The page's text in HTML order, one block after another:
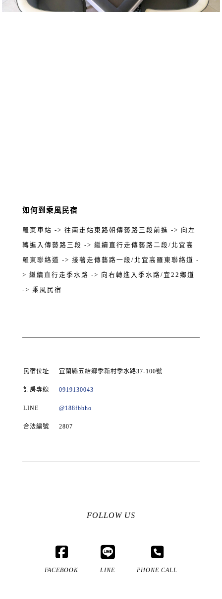
如何到乘風民宿
羅東車站 -> 往南走站東路朝傳藝路三段前進 -> 向左
轉進入傳藝路三段 -> 繼續直行走傳藝路二段/北宜高
羅東聯絡道 -> 接著走傳藝路一段/北宜高羅東聯絡道 -
> 繼續直行走季水路 -> 向右轉進入季水路/宜22鄉道
-> 乘風民宿
民宿位址 宜蘭縣五結鄉季新村季水路37-100號
訂房專線 0919130043
LINE @188fbbho
合法編號 2807
FOLLOW US
FACEBOOK LINE PHONE CALL